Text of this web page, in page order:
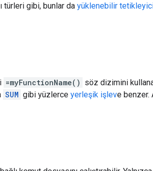
türleri gibi, bunlar da yüklenebilir
=myFunctionName() söz dizimini
SUM gibi yüzlerce yerleşik işleve benzer.